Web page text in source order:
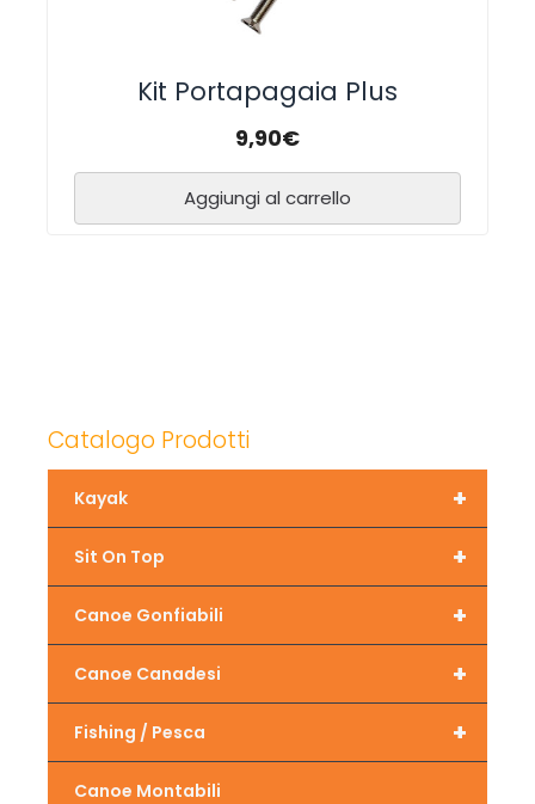
Kit Portapagaia Plus
9,90€
Aggiungi al carrello
Catalogo Prodotti
+
Kayak
+
Sit On Top
+
Canoe Gonfiabili
+
Canoe Canadesi
+
Fishing / Pesca
Canoe Montabili